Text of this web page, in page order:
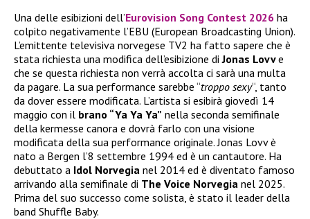
Una delle esibizioni dell’Eurovision Song Contest 2026 ha
colpito negativamente l’EBU (European Broadcasting Union).
L’emittente televisiva norvegese TV2 ha fatto sapere che è
stata richiesta una modifica dell’esibizione diJonas Lovve
che se questa richiesta non verrà accolta ci sarà una multa
da pagare. La sua performance sarebbe “troppo sexy“, tanto
da dover essere modificata. L’artista si esibirà giovedì 14
maggio con il brano “Ya Ya Ya” nella seconda semifinale
della kermesse canora e dovrà farlo con una visione
modificata della sua performance originale. Jonas Lovv è
nato a Bergen l’8 settembre 1994 ed è un cantautore. Ha
debuttato a Idol Norvegia nel 2014 ed è diventato famoso
arrivando alla semifinale di The Voice Norvegia nel 2025.
Prima del suo successo come solista, è stato il leader della
band Shuffle Baby.